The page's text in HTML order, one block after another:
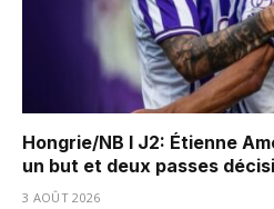
Hongrie/NB I J2: Étienne
un but et deux passes
3 AOÛT 2026